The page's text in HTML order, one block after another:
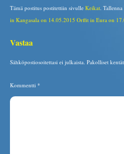
Tämä postitus postitettiin sivulle Keikat .
in Kangasala on 14.05.2015 Orffit in Eura on
Vastaa
Sähköpostiosoitettasi ei julkaista. Pakolliset
Kommentti *